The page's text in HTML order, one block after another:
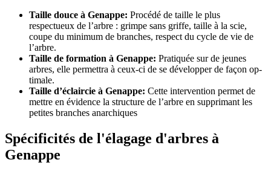
Taille douce à Genappe: Procédé de taille le plus
respectueux de l’arbre : grimpe sans griffe, taille à la scie,
coupe du minimum de branches, respect du cycle de vie de
l’arbre.
Taille de formation à Genappe: Pratiquée sur de jeunes
arbres, elle permettra à ceux-ci de se développer de façon op-
timale.
Taille d’éclaircie à Genappe: Cette intervention permet de
mettre en évidence la structure de l’arbre en supprimant les
petites branches anarchiques
Spécificités de l'élagage d'arbres à
Genappe